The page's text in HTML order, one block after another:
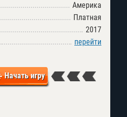
Америка
Платная
2017
перейти
Начать игру